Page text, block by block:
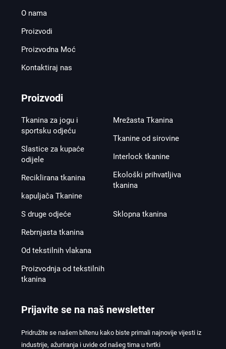
O nama
Proizvodi
Proizvodna Moć
Kontaktiraj nas
Proizvodi
Tkanina za jogu i
sportsku odjeću
Slastice za kupaće
odijele
Reciklirana tkanina
kapuljača Tkanine
Mrežasta Tkanina
Tkanine od sirovine
Interlock tkanine
Ekološki prihvatljiva
tkanina
S druge odjeće
Rebrnjasta tkanina
Od tekstilnih vlakana
Proizvodnja od tekstilnih
tkanina
Sklopna tkanina
Prijavite se na naš newsletter
Pridružite se našem biltenu kako biste primali najnovije vijesti iz
industrije, ažuriranja i uvide od našeg tima u tvrtki